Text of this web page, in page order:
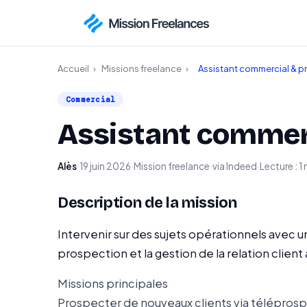
Accueil › Missions freelance › Assistant commercial &
Commercial
Assistant
Alès·19 juin 2026·Mission freelance·via Indeed·Lecture : 1
Description de la mission
Intervenir sur des sujets opérationnels avec
prospection et la gestion de la relation client
Missions principales
Prospecter de nouveaux clients via